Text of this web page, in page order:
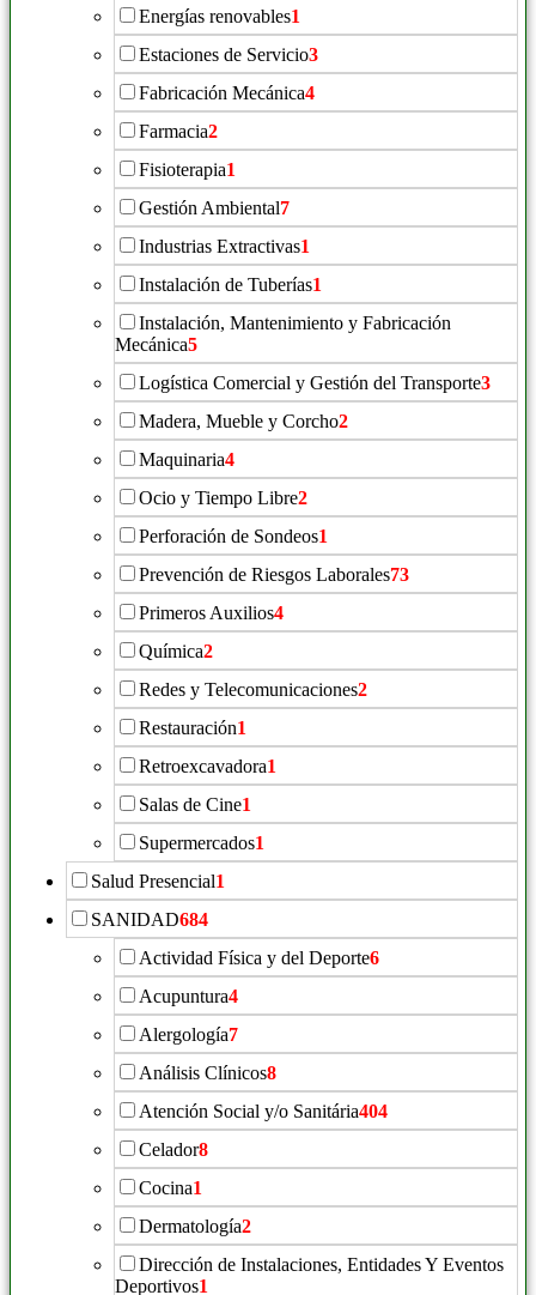
Energías renovables1
Estaciones de Servicio3
Fabricación Mecánica4
Farmacia2
Fisioterapia1
Gestión Ambiental7
Industrias Extractivas1
Instalación de Tuberías1
Instalación, Mantenimiento y Fabricación
Mecánica5
Logística Comercial y Gestión del Transporte3
Madera, Mueble y Corcho2
Maquinaria4
Ocio y Tiempo Libre2
Perforación de Sondeos1
Prevención de Riesgos Laborales73
Primeros Auxilios4
Química2
Redes y Telecomunicaciones2
Restauración1
Retroexcavadora1
Salas de Cine1
Supermercados1
Salud Presencial1
SANIDAD684
Actividad Física y del Deporte6
Acupuntura4
Alergología7
Análisis Clínicos8
Atención Social y/o Sanitária404
Celador8
Cocina1
Dermatología2
Dirección de Instalaciones, Entidades Y Eventos
Deportivos1